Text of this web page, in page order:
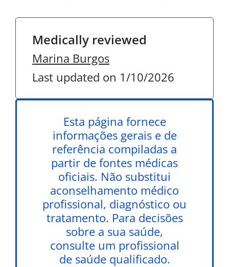
Medically reviewed
Marina Burgos
Last updated on 1/10/2026
Esta página fornece
informações gerais e de
referência compiladas a
partir de fontes médicas
oficiais. Não substitui
aconselhamento médico
profissional, diagnóstico ou
tratamento. Para decisões
sobre a sua saúde,
consulte um profissional
de saúde qualificado.